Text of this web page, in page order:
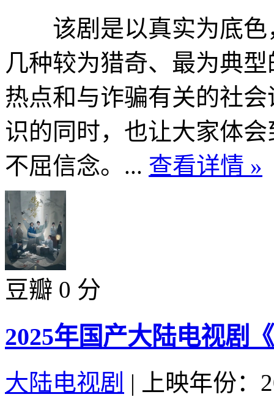
该剧是以真实为底色
几种较为猎奇、最为典
热点和与诈骗有关的社
识的同时，也让大家体
不屈信念。... 查看详情 »
豆瓣 0 分
2025年国产大陆电视剧
大陆电视剧 |
上映年份：